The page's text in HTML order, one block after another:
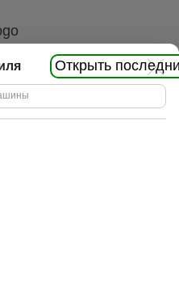
Открыть